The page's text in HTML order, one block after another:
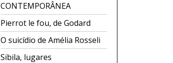
CONTEMPORÂNEA
Pierrot le fou, de Godard
O suicídio de Amélia Rosseli
Sibila, lugares